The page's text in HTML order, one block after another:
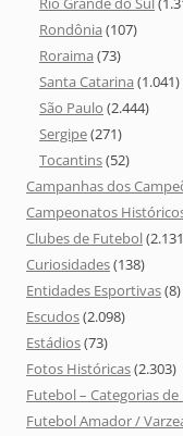
Rondônia (107)
Roraima (73)
Santa Catarina (1.041)
São Paulo (2.444)
Sergipe(271)
Tocantins(52)
Campanhas dos
Campeonatos
Clubes de Futebol
Curiosidades(138)
Entidades Esportivas(8)
Escudos(2.098)
Estádios(73)
Fotos Históricas(2.303)
Futebol – Categorias de
Futebol Amador /